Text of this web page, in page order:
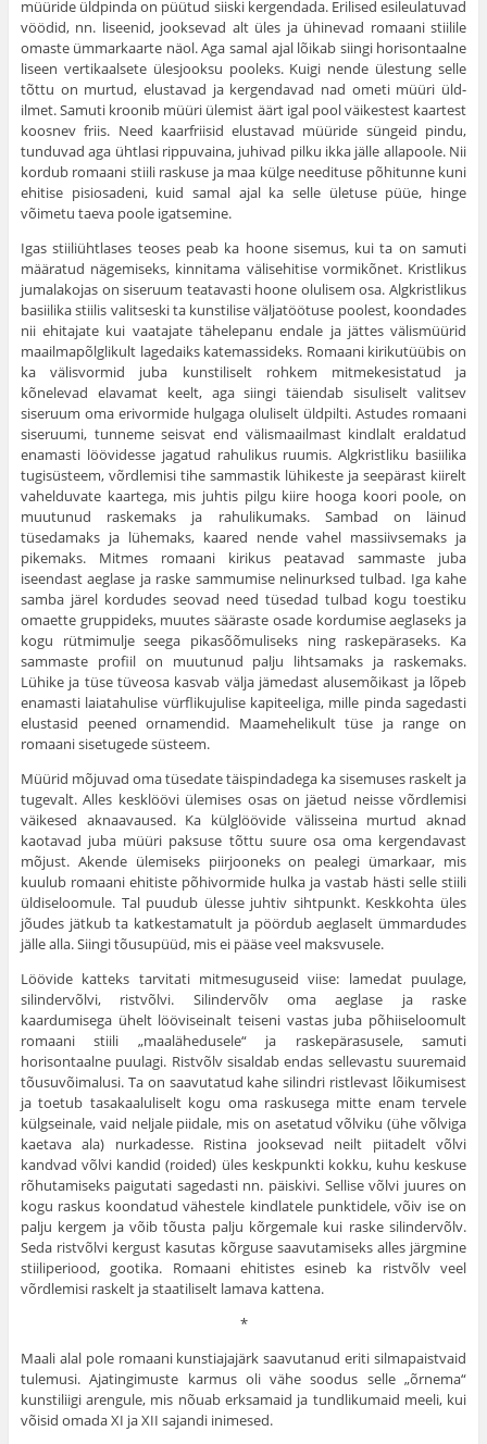
müüride üldpinda on püütud siiski kergendada. Erilised esileulatuvad
vöödid, nn. liseenid, jooksevad alt üles ja ühinevad romaani stiilile
omaste ümmarkaarte näol. Aga samal ajal lõikab siingi horisontaalne
liseen vertikaal­sete ülesjooksu pooleks. Kuigi nende ülestung selle
tõttu on murtud, elustavad ja kergendavad nad ometi müüri üld­
ilmet. Samuti kroonib müüri ülemist äärt igal pool väikes­test kaartest
koosnev friis. Need kaarfriisid elustavad müü­ride süngeid pindu,
tunduvad aga ühtlasi rippuvaina, juhivad pilku ikka jälle allapoole. Nii
kordub romaani stiili raskuse ja maa külge needituse põhitunne kuni
ehitise pisiosadeni, kuid samal ajal ka selle ületuse püüe, hinge
võimetu taeva poole igatsemine.
Igas stiiliühtlases teoses peab ka hoone sise­mus, kui ta on samuti
määratud nägemiseks, kinni­tama välisehitise vormikõnet. Kristlikus
jumalakojas on siseruum teatavasti hoone olulisem osa. Algkrist­likus
basiilika stiilis valitseski ta kunstilise välja­töötuse poolest, koondades
nii ehitajate kui vaatajate tähelepanu endale ja jättes välismüürid
maailmapõlglikult lagedaiks katemassideks. Romaani kirikutüübis on
ka välisvormid juba kunstiliselt rohkem mitme­kesistatud ja
kõnelevad elavamat keelt, aga siingi täiendab sisuliselt valitsev
siseruum oma erivormide hulgaga oluliselt üldpilti. Astudes romaani
sise­ruumi, tunneme seisvat end välismaailmast kindlalt eraldatud
enamasti löövidesse jagatud rahulikus ruu­mis. Algkristliku basiilika
tugisüsteem, võrdlemisi tihe sammastik lühikeste ja seepärast kiirelt
vaheldu­vate kaartega, mis juhtis pilgu kiire hooga koori poole, on
muutunud raskemaks ja rahulikumaks. Sam­bad on läinud
tüsedamaks ja lühemaks, kaared nende vahel massiivsemaks ja
pikemaks. Mitmes romaani kirikus peatavad sammaste juba
iseendast aeglase ja raske sammumise nelinurksed tulbad. Iga kahe
samba järel kordudes seovad need tüsedad tulbad kogu toes­tiku
omaette gruppideks, muutes sääraste osade kor­dumise aeglaseks ja
kogu rütmimulje seega pikasõõmuliseks ning raskepäraseks. Ka
sammaste profiil on muutunud palju lihtsamaks ja raskemaks.
Lühike ja tüse tüveosa kasvab välja jämedast alusemõikast ja lõpeb
enamasti laiatahulise vürflikujulise kapiteeliga, mille pinda sagedasti
elustasid peened ornamendid. Maamehelikult tüse ja range on
romaani sisetugede süsteem.
Müürid mõjuvad oma tüsedate täispindadega ka sisemu­ses raskelt ja
tugevalt. Alles kesklöövi ülemises osas on jäetud neisse võrdlemisi
väikesed aknaavaused. Ka külg­löövide välisseina murtud aknad
kaotavad juba müüri paksuse tõttu suure osa oma kergendavast
mõjust. Akende üle­miseks piirjooneks on pealegi ümarkaar, mis
kuulub romaani ehitiste põhivormide hulka ja vastab hästi selle stiili
üldiseloomule. Tal puudub ülesse juhtiv sihtpunkt. Keskkohta üles
jõudes jätkub ta katkestamatult ja pöördub aeglaselt ümmardudes
jälle alla. Siingi tõusupüüd, mis ei pääse veel maksvusele.
Löövide katteks tarvitati mitmesuguseid viise: lamedat puulage,
silindervõlvi, ristvõlvi. Silindervõlv oma aeglase ja raske
kaardumisega ühelt lööviseinalt teiseni vastas juba põhiiseloomult
romaani stiili „maalähedusele“ ja raskepärasusele, samuti
horisontaalne puulagi. Ristvõlv sisaldab endas sellevastu suuremaid
tõusuvõimalusi. Ta on saavu­tatud kahe silindri ristlevast lõikumisest
ja toetub tasa­kaaluliselt kogu oma raskusega mitte enam tervele
külgseinale, vaid neljale piidale, mis on asetatud võlviku (ühe võlviga
kaetava ala) nurkadesse. Ristina jooksevad neilt piitadelt võlvi
kandvad võlvi kandid (roided) üles keskpunkti kokku, kuhu keskuse
rõhutamiseks paigutati sage­dasti nn. päiskivi. Sellise võlvi juures on
kogu raskus koon­datud vähestele kindlatele punktidele, võiv ise on
palju ker­gem ja võib tõusta palju kõrgemale kui raske silindervõlv.
Seda ristvõlvi kergust kasutas kõrguse saavutamiseks alles järgmine
stiiliperiood, gootika. Romaani ehitistes esineb ka ristvõlv veel
võrdlemisi raskelt ja staatiliselt lamava kat­tena.
*
Maali alal pole romaani kunstiajajärk saavu­tanud eriti silmapaistvaid
tulemusi. Ajatingimuste karmus oli vähe soodus selle „õrnema“
kunstiliigi arengule, mis nõuab erksamaid ja tundlikumaid meeli, kui
võisid omada XI ja XII sajandi inimesed.